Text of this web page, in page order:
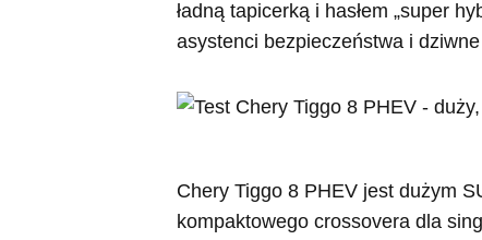
ładną tapicerką i hasłem „super
asystenci bezpieczeństwa i
Chery Tiggo 8 PHEV jest dużym
kompaktowego crossovera dla